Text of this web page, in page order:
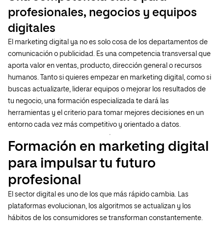
profesionales, negocios y equipos
digitales
El marketing digital ya no es solo cosa de los departamentos de
comunicación o publicidad. Es una competencia transversal que
aporta valor en ventas, producto, dirección general o recursos
humanos. Tanto si quieres empezar en marketing digital, como si
buscas actualizarte, liderar equipos o mejorar los resultados de
tu negocio, una formación especializada te dará las
herramientas y el criterio para tomar mejores decisiones en un
entorno cada vez más competitivo y orientado a datos.
Formación en marketing digital
para impulsar tu futuro
profesional
El sector digital es uno de los que más rápido cambia. Las
plataformas evolucionan, los algoritmos se actualizan y los
hábitos de los consumidores se transforman constantemente.